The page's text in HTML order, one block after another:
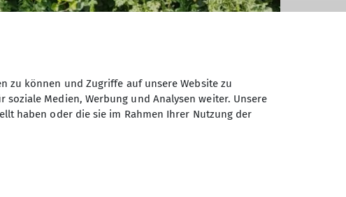
zu können und Zugriffe auf unsere Website zu
Medien, Werbung und Analysen weiter. Unsere
haben oder die sie im Rahmen Ihrer Nutzung der